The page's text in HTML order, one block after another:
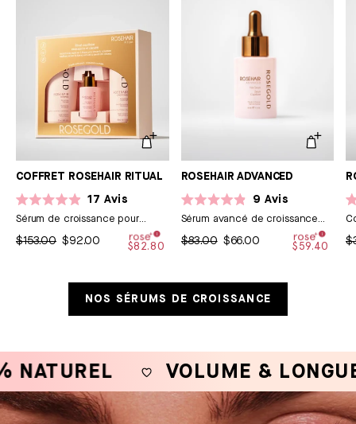
COFFRET ROSEHAIR RITUAL
4.9
sur
5
17 Avis
Sérum de croissance pour
cheveux
$153.00 $92.00 $82.80
ROSEHAIR ADVANCED
4.9
sur
5
9 Avis
Sérum avancé de croissance
pour cheveux
$83.00 $66.00 $59.40 5
NOS SÉRUMS DE CROISSANCE
VOLUME & LONGUEUR